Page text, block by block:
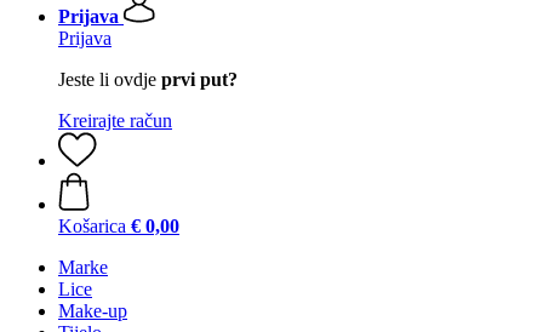
Prijava
Prijava
Jeste li ovdje prvi put?
Kreirajte račun
Košarica € 0,00
Marke
Lice
Make-up